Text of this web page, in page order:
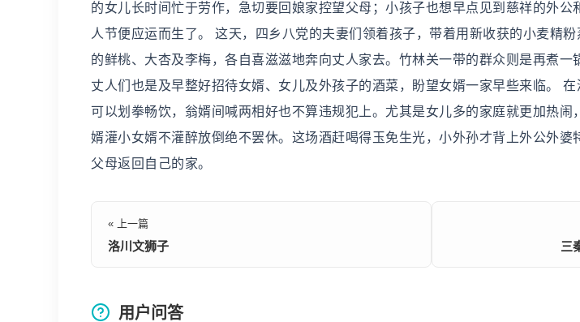
的女儿长时间忙于劳作，急切要回娘家控望父母；小孩子也想早点见到慈祥的外公
人节便应运而生了。 这天，四乡八党的夫妻们领着孩子，带着用新收获的小麦精
的鲜桃、大杏及李梅，各自喜滋滋地奔向丈人家去。竹林关一带的群众则是再煮一
丈人们也是及早整好招待女婿、女儿及外孩子的酒菜，盼望女婿一家早些来临。
可以划拳畅饮，翁婿间喊两相好也不算违规犯上。尤其是女儿多的家庭就更加热闹
婿灌小女婿不灌醉放倒绝不罢休。这场酒赶喝得玉免生光，小外孙才背上外公外婆
父母返回自己的家。
« 上一篇
洛川文狮子 三
用户问答